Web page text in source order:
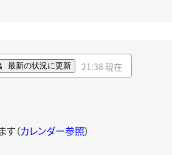
最新の状況に更新 21:38 現在
（カレンダー参照）